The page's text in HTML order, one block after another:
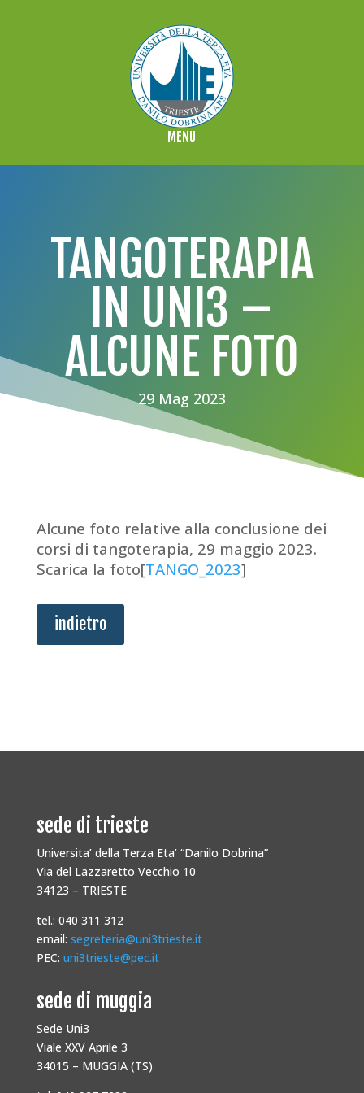
TANGOTERAPIA
IN UNI3 –
ALCUNE FOTO
29 Mag 2023
Alcune foto relative alla conclusione dei
corsi di tangoterapia, 29 maggio 2023.
Scarica la foto[TANGO_2023]
indietro
sede di trieste
Universita’ della Terza Eta’ “Danilo Dobrina”
Via del Lazzaretto Vecchio 10
34123 – TRIESTE
tel.: 040 311 312
email: segreteria@uni3trieste.it
PEC: uni3trieste@pec.it
sede di muggia
Sede Uni3
Viale XXV Aprile 3
34015 – MUGGIA (TS)